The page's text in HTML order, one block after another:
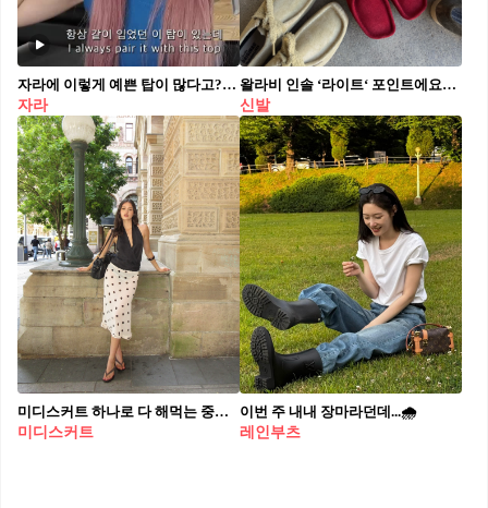
자라에 이렇게 예쁜 탑이 많다고?🛍️👀
자라
왈라비 인솔 ‘라이트‘ 포인트에요💛❤️
신발
미디스커트 하나로 다 해먹는 중🙋🏻‍♀️
미디스커트
이번 주 내내 장마라던데...🌧️
레인부츠